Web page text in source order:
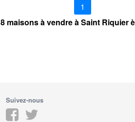
1
8 maisons à vendre à Saint Riquier
Suivez-nous